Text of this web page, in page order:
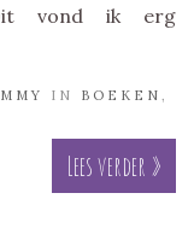
vond ik erg
IN BOEKEN
Lees verder »